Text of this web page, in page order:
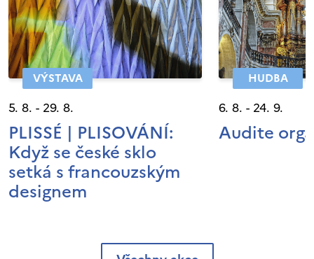
VÝSTAVA
5. 8. - 29. 8.
PLISSÉ | PLISOVÁNÍ:
Když se české sklo
setká s francouzským
designem
HUDBA
6. 8. - 24. 9.
Audite